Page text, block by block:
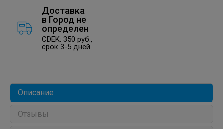
Доставка
в Город не
определен
CDEK: 350 руб.,
срок 3-5 дней
Описание
Отзывы